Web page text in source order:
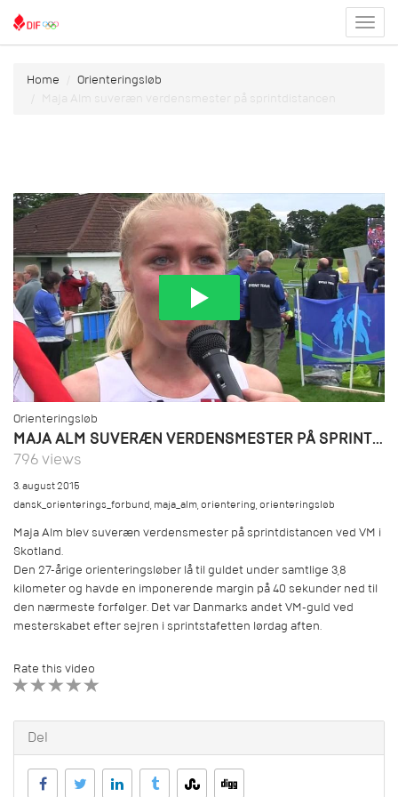
menu
Home
Orienteringsløb
Maja Alm suveræn verdensmester på sprintdistancen
Orienteringsløb
MAJA ALM SUVERÆN VERDENSMESTER PÅ SPRINTDISTANCEN
796 views
3. august 2015
dansk_orienterings_forbund,maja_alm,orientering,orienteringsløb
Maja Alm blev suveræn verdensmester på sprintdistancen ved VM i
Skotland.
Den 27-årige orienteringsløber lå til guldet under samtlige 3,8
kilometer og havde en imponerende margin på 40 sekunder ned til
den nærmeste forfølger. Det var Danmarks andet VM-guld ved
mesterskabet efter sejren i sprintstafetten lørdag aften.
Rate this video
Del